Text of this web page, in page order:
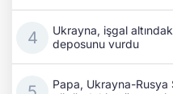
Ukrayna, işgal
deposunu vurdu
Papa, Ukrayna-Rusya